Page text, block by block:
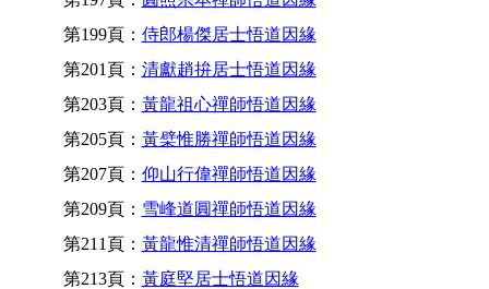
第199頁： 侍郎楊傑居士悟道因緣
第201頁： 清獻趙拚居士悟道因緣
第203頁： 黃龍祖心禪師悟道因緣
第205頁： 黃檗惟勝禪師悟道因緣
第207頁： 仰山行偉禪師悟道因緣
第209頁： 雪峰道圓禪師悟道因緣
第211頁： 黃龍惟清禪師悟道因緣
第213頁： 黃庭堅居士悟道因緣